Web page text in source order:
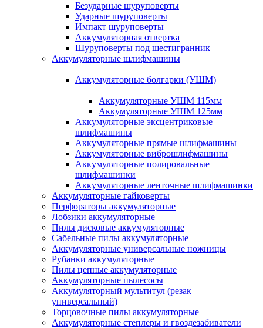
Безударные шуруповерты
Ударные шуруповерты
Импакт шуруповерты
Аккумуляторная отвертка
Шуруповерты под шестигранник
Аккумуляторные шлифмашины
Аккумуляторные болгарки (УШМ)
Аккумуляторные УШМ 115мм
Аккумуляторные УШМ 125мм
Аккумуляторные эксцентриковые
шлифмашины
Аккумуляторные прямые шлифмашины
Аккумуляторные виброшлифмашины
Аккумуляторные полировальные
шлифмашинки
Аккумуляторные ленточные шлифмашинки
Аккумуляторные гайковерты
Перфораторы аккумуляторные
Лобзики аккумуляторные
Пилы дисковые аккумуляторные
Сабельные пилы аккумуляторные
Аккумуляторные универсальные ножницы
Рубанки аккумуляторные
Пилы цепные аккумуляторные
Аккумуляторные пылесосы
Аккумуляторный мультитул (резак
универсальный)
Торцовочные пилы аккумуляторные
Аккумуляторные степлеры и гвоздезабиватели